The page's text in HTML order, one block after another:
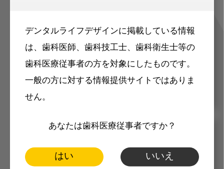
デンタルライフデザインに掲載している情報
は、歯科医師、歯科技工士、歯科衛生士等の
歯科医療従事者の方を対象にしたものです。
一般の方に対する情報提供サイトではありま
せん。
あなたは歯科医療従事者ですか？
はい いいえ
容のメールマガジンをお届けします。